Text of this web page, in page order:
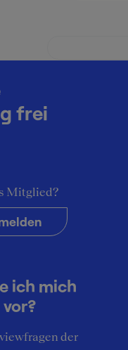
frei
Mitglied?
ich mich
der